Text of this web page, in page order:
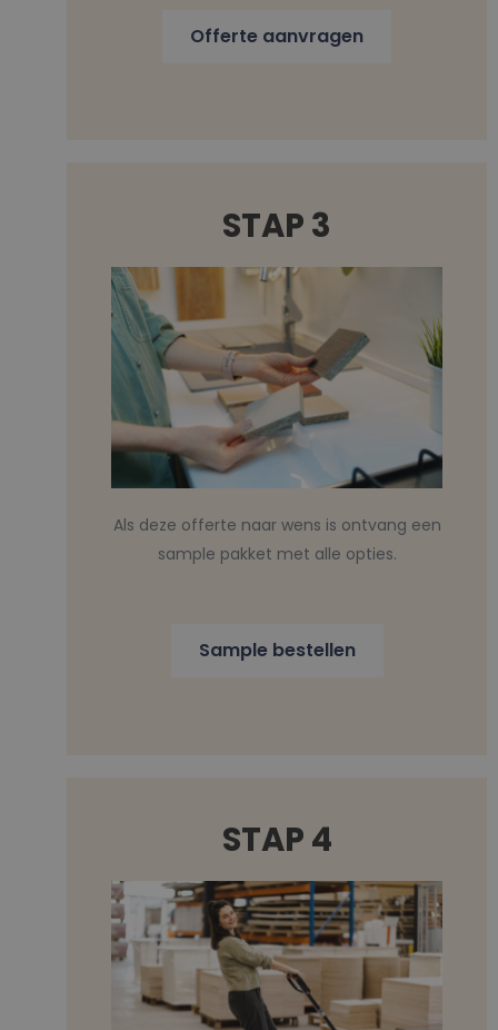
Offerte aanvragen
STAP 3
Als deze offerte naar wens is ontvang een
sample pakket met alle opties.
Sample bestellen
STAP 4